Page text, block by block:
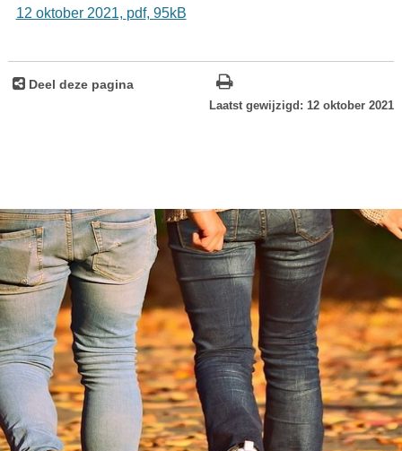
12 oktober 2021, pdf, 95kB
Deel deze pagina
Laatst gewijzigd: 12 oktober 2021